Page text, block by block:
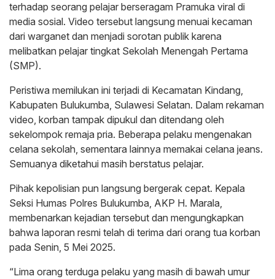
terhadap seorang pelajar berseragam Pramuka viral di
media sosial. Video tersebut langsung menuai kecaman
dari warganet dan menjadi sorotan publik karena
melibatkan pelajar tingkat Sekolah Menengah Pertama
(SMP).
Peristiwa memilukan ini terjadi di Kecamatan Kindang,
Kabupaten Bulukumba, Sulawesi Selatan. Dalam rekaman
video, korban tampak dipukul dan ditendang oleh
sekelompok remaja pria. Beberapa pelaku mengenakan
celana sekolah, sementara lainnya memakai celana jeans.
Semuanya diketahui masih berstatus pelajar.
Pihak kepolisian pun langsung bergerak cepat. Kepala
Seksi Humas Polres Bulukumba, AKP H. Marala,
membenarkan kejadian tersebut dan mengungkapkan
bahwa laporan resmi telah di terima dari orang tua korban
pada Senin, 5 Mei 2025.
“Lima orang terduga pelaku yang masih di bawah umur